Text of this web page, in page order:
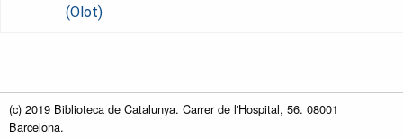
(Olot)
(c) 2019 Biblioteca de Catalunya. Carrer de l'Hospital, 56. 08001
Barcelona.